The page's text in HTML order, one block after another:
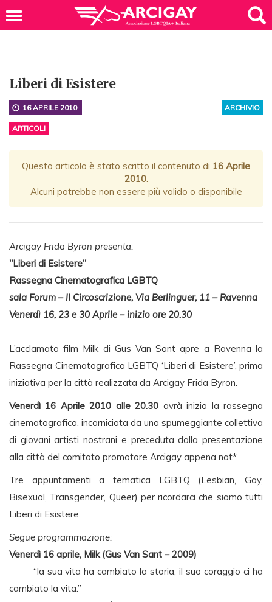
Liberi di Esistere
ARCHIVIO
16 APRILE 2010
ARTICOLI
Questo articolo è stato scritto il contenuto di 16 Aprile
2010.
Alcuni potrebbe non essere più valido o disponibile
Arcigay Frida Byron presenta:
"Liberi di Esistere"
Rassegna Cinematografica LGBTQ
sala Forum – II Circoscrizione, Via Berlinguer, 11 – Ravenna
Venerdì 16, 23 e 30 Aprile – inizio ore 20.30
L’acclamato film Milk di Gus Van Sant apre a Ravenna la
Rassegna Cinematografica LGBTQ ‘Liberi di Esistere’, prima
iniziativa per la città realizzata da Arcigay Frida Byron.
Venerdì 16 Aprile 2010 alle 20.30 avrà inizio la rassegna
cinematografica, incorniciata da una spumeggiante collettiva
di giovani artisti nostrani e preceduta dalla presentazione
alla città del comitato promotore Arcigay appena nat*.
Tre appuntamenti a tematica LGBTQ (Lesbian, Gay,
Bisexual, Transgender, Queer) per ricordarci che siamo tutti
Liberi di Esistere.
Segue programmazione:
Venerdì 16 aprile, Milk (Gus Van Sant – 2009)
“la sua vita ha cambiato la storia, il suo coraggio ci ha
cambiato la vita.”